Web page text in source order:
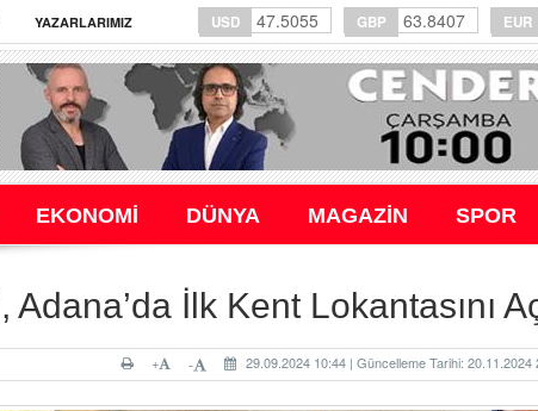
YAZARLARIMIZ USD 47.5055 GBP 63.8407 EUR
EKONOMİ DÜNYA MAGAZİN SPOR
İlk Kent Lokantasını
29.09.2024 10:44 | Güncelleme Tarihi: 20.11.2024
-
+